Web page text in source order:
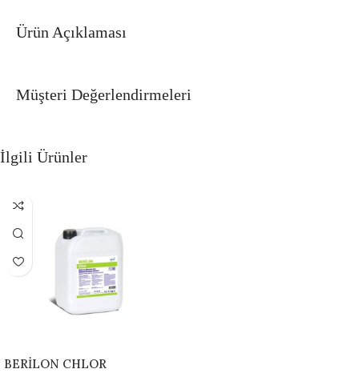
Ürün Açıklaması
Müşteri Değerlendirmeleri
İlgili Ürünler
BERİLON CHLOR